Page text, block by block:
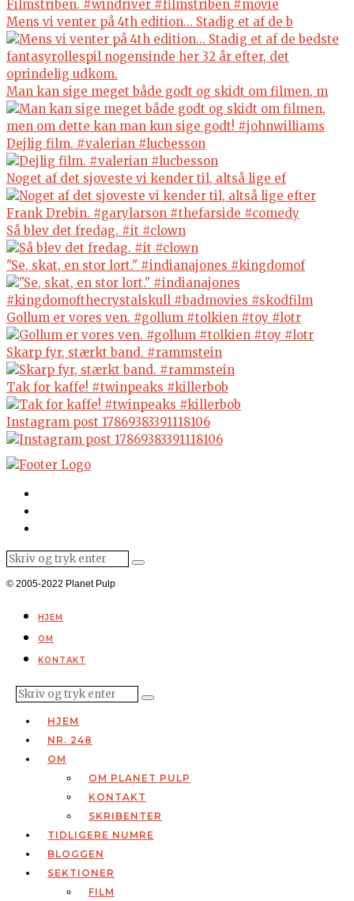
Mens vi venter på 4th edition... Stadig et af de b
Man kan sige meget både godt og skidt om filmen, m
Dejlig film. #valerian #lucbesson
Noget af det sjoveste vi kender til, altså lige ef
Så blev det fredag. #it #clown
"Se, skat, en stor lort." #indianajones #kingdomof
Gollum er vores ven. #gollum #tolkien #toy #lotr
Skarp fyr, stærkt band. #rammstein
Tak for kaffe! #twinpeaks #killerbob
Instagram post 17869383391118106
© 2005-2022 Planet Pulp
HJEM
OM
KONTAKT
HJEM
NR. 248
OM
OM PLANET PULP
KONTAKT
SKRIBENTER
TIDLIGERE NUMRE
BLOGGEN
SEKTIONER
FILM